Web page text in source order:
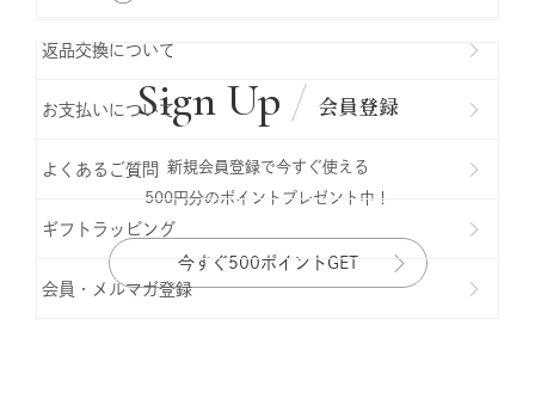
返品交換について
お支払いについて
よくあるご質問
ギフトラッビング
会員・メルマガ登録
Sign Up 会員登録
新規会員登録で今すぐ使える
500円分のポイントプレゼント中！
今すぐ500ポイントGET